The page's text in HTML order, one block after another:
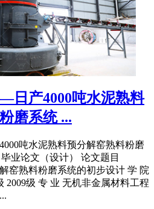
日产4000吨水泥熟料
磨系统 ...
吨水泥熟料预分解窑熟料粉磨
业论文（设计） 论文题目
窑熟料粉磨系统的初步设计 学 院
2009级 专 业 无机非金属材料工程